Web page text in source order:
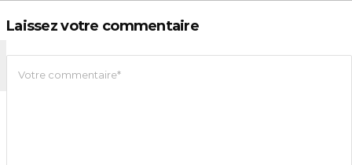
Laissez votre commentaire